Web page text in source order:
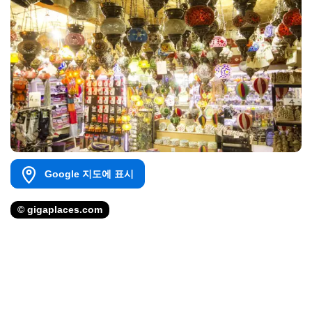
Google 지도에 표시
© gigaplaces.com